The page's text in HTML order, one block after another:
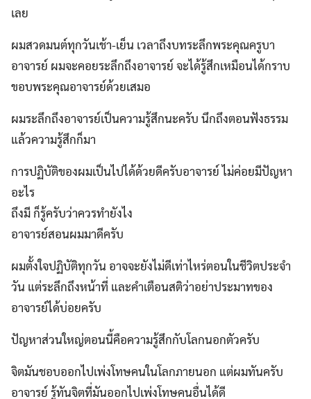
เลย
ผมสวดมนต์ทุกวันเช้า-เย็น เวลาถึงบทระลึกพระคุณครูบา
อาจารย์ ผมจะคอยระลึกถึงอาจารย์ จะได้รู้สึกเหมือนได้กราบ
ขอบพระคุณอาจารย์ด้วยเสมอ
ผมระลึกถึงอาจารย์เป็นความรู้สึกนะครับ นึกถึงตอนฟังธรรม
แล้วความรู้สึกก็มา
การปฏิบัติของผมเป็นไปได้ด้วยดีครับอาจารย์ ไม่ค่อยมีปัญหา
อะไร
ถึงมี ก็รู้ครับว่าควรทำยังไง
อาจารย์สอนผมมาดีครับ
ผมตั้งใจปฏิบัติทุกวัน อาจจะยังไม่ดีเท่าไหร่ตอนในชีวิตประจำ
วัน แต่ระลึกถึงหน้าที่ และคำเตือนสติว่าอย่าประมาทของ
อาจารย์ได้บ่อยครับ
ปัญหาส่วนใหญ่ตอนนี้คือความรู้สึกกับโลกนอกตัวครับ
จิตมันชอบออกไปเพ่งโทษคนในโลกภายนอก แต่ผมทันครับ
อาจารย์ รู้ทันจิตที่มันออกไปเพ่งโทษคนอื่นได้ดี